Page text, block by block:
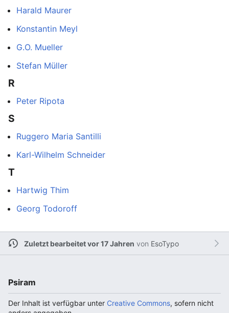
Harald Maurer
Konstantin Meyl
G.O. Mueller
Stefan Müller
R
Peter Ripota
S
Ruggero Maria Santilli
Karl-Wilhelm Schneider
T
Hartwig Thim
Georg Todoroff
Zuletzt bearbeitet vor 17 Jahren von EsoTypo
Psiram
Der Inhalt ist verfügbar unter Creative Commons, sofern nicht